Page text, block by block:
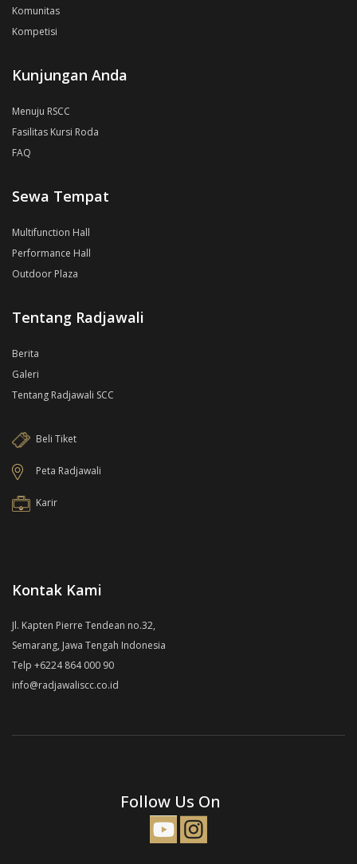
Komunitas
Kompetisi
Kunjungan Anda
Menuju RSCC
Fasilitas Kursi Roda
FAQ
Sewa Tempat
Multifunction Hall
Performance Hall
Outdoor Plaza
Tentang Radjawali
Berita
Galeri
Tentang Radjawali SCC
Beli Tiket
Peta Radjawali
Karir
Kontak Kami
Jl. Kapten Pierre Tendean no.32,
Semarang, Jawa Tengah Indonesia
Telp +6224 864 000 90
info@radjawaliscc.co.id
Follow Us On